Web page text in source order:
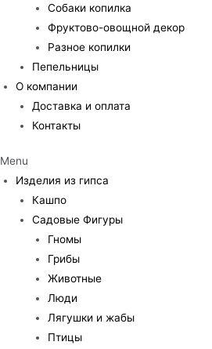
Собаки копилка
Фруктово-овощной декор
Разное копилки
Пепельницы
О компании
Доставка и оплата
Контакты
Menu
Изделия из гипса
Кашпо
Садовые Фигуры
Гномы
Грибы
Животные
Люди
Лягушки и жабы
Птицы